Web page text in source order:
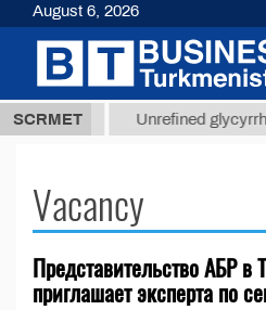
SCRMET
ТМТ Unrefined
Vacancy
Представительство АБР в
приглашает эксперта по
August 6, 2026